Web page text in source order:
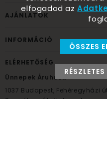
AJÁNLATOK
INFORMÁCIÓ
ELÉRHETŐSÉG
Ünnepek Áruháza
1037 Budapest, Fehéregyházi
Személyes átvételi pont
elfogadod az
ÖSSZES